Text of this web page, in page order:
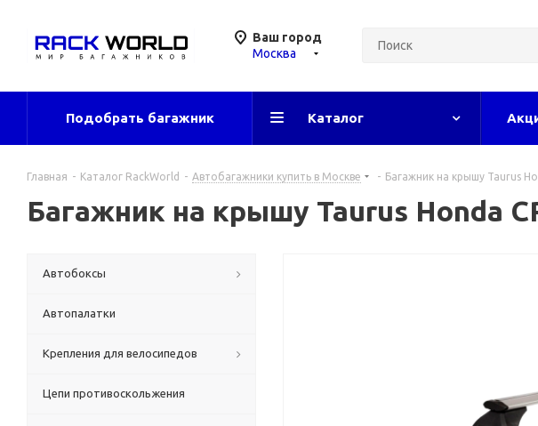
Ваш город
Москва
Подобрать багажник Каталог
Главная - Каталог RackWorld - Автобагажники купить в Москве - Багажник на крышу Taurus
Багажник на крышу Taurus Honda
Автобоксы
Автопалатки
Крепления для велосипедов
Цепи противоскольжения